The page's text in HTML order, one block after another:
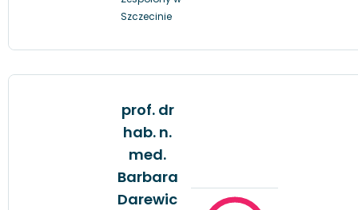
Szczecinie
prof. dr
hab. n.
med.
Barbara
Darewic